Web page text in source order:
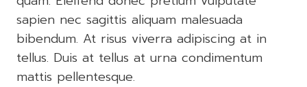
sapien nec sagittis aliquam malesuada
bibendum. At risus viverra adipiscing at in
tellus. Duis at tellus at urna condimentum
mattis pellentesque.